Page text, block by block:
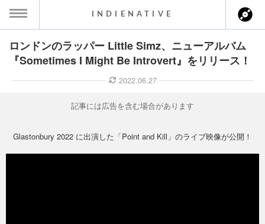
MENU
ト情報
INDIENATIVE
ロンドンのラッパー Little Simz、ニューアルバム
『Sometimes I Might Be Introvert』をリリース！
2022.06.27
記事には広告を含む場合があります
Glastonbury 2022 に出演した「Point and Kill」のライブ映像が公開！